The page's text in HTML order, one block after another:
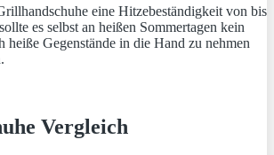
eine Hitzebeständigkeit von bis
es selbst an heißen Sommertagen kein
Gegenstände in die Hand zu nehmen
Vergleich